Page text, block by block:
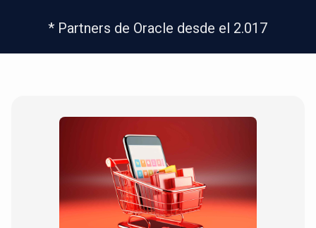
* Partners de Oracle desde el 2.017